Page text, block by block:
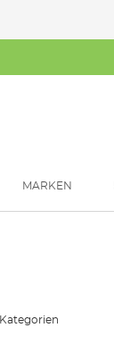
MARKEN
Kategorien